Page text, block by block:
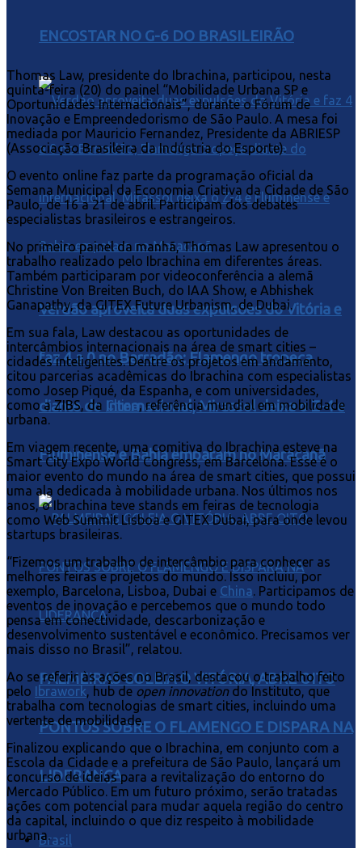
ENCOSTAR NO G-6 DO BRASILEIRÃO
Verdão aproveita duas expulsões do Vitória e
faz 4 a 0 no Barradão; Flamengo tropeça
diante do Internacional, Mirassol deixa o Z-4 e
Fluminense e Bahia empatam no Maracanã
PALMEIRAS GOLEIA O VITÓRIA, ABRE OITO
PONTOS SOBRE O FLAMENGO E DISPARA NA
LIDERANÇA
Brasil
Thomas Law, presidente do Ibrachina, participou, nesta
quinta-feira (20) do painel “Mobilidade Urbana SP e
Oportunidades Internacionais”, durante o Fórum de
Inovação e Empreendedorismo de São Paulo. A mesa foi
mediada por Mauricio Fernandez, Presidente da ABRIESP
(Associação Brasileira da Indústria do Esporte).
O evento online faz parte da programação oficial da
Semana Municipal da Economia Criativa da Cidade de São
Paulo, de 16 a 21 de abril.​ Participam dos debates
especialistas brasileiros e estrangeiros.
No primeiro painel da manhã, Thomas Law apresentou o
trabalho realizado pelo Ibrachina em diferentes áreas.
Também participaram por videoconferência a alemã
Christine Von Breiten Buch, do IAA Show, e Abhishek
Ganapathy, da GITEX Future Urbanism, de Dubai.
Em sua fala, Law destacou as oportunidades de
intercâmbios internacionais na área de smart cities –
cidades inteligentes. Dentre os projetos em andamento,
citou parcerias acadêmicas do Ibrachina com especialistas
como Josep Piqué, da Espanha, e com universidades,
como a ZIBS, da China, referência mundial em mobilidade
urbana.
Em viagem recente, uma comitiva do Ibrachina esteve na
Smart City Expo World Congress, em Barcelona. Esse é o
maior evento do mundo na área de smart cities, que possui
uma ala dedicada à mobilidade urbana. Nos últimos nos
anos, o Ibrachina teve stands em feiras de tecnologia
como Web Summit Lisboa e GITEX Dubai, para onde levou
startups brasileiras.
“Fizemos um trabalho de intercâmbio para conhecer as
melhores feiras e projetos do mundo. Isso incluiu, por
exemplo, Barcelona, Lisboa, Dubai e China. Participamos de
eventos de inovação e percebemos que o mundo todo
pensa em conectividade, descarbonização e
desenvolvimento sustentável e econômico. Precisamos ver
mais disso no Brasil”, relatou.
Ao se referir às ações no Brasil, destacou o trabalho feito
pelo
Ibrawork, hub de open innovation do Instituto, que
trabalha com tecnologias de smart cities, incluindo uma
vertente de mobilidade.
Finalizou explicando que o Ibrachina, em conjunto com a
Escola da Cidade e a prefeitura de São Paulo, lançará um
concurso de ideias para a revitalização do entorno do
Mercado Público. Em um futuro próximo, serão tratadas
ações com potencial para mudar aquela região do centro
da capital, incluindo o que diz respeito à mobilidade
urbana.